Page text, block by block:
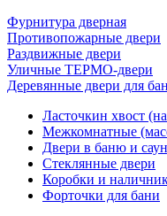
Фурнитура дверная
Противопожарные двери
Раздвижные двери
Уличные ТЕРМО-двери
Деревянные двери для
Ласточкин хвост
Межкомнатные
Двери в баню и
Стеклянные двери
Коробки и
Форточки для бани